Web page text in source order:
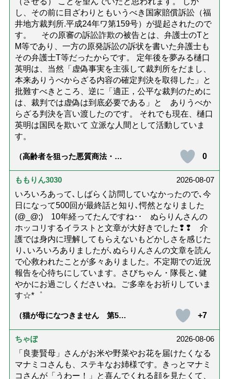
し、その前に目ざわりともいうべき国家賠償訴訟（福
井地方裁判所.平成24年ワ第159号）が提起されたので
す。 その原審の訴訟詐欺の被告とは、弁護士のTと
M等であり、一方の原発訴訟の訴状を書いた弁護士も
その弁護士T等だったからです。 定年後を夢みる樋口
英明は、当然「虚偽事実を主張して裁判所をだまし、
本来ありうべからざる内容の確定判決を取得した」と
批難すべきところ、逆に「適正，公平な裁判のために
は、裁判では虚偽は到底必要である」と ありうべか
らざる判決を言い渡したのです。 それでも現在、樋口
英明は国民を欺いて 立派な人間として活動していま
す。
（高齢者を狙った悪質商法・訪
ないための4つの対策「騙されや
すい人の特徴は？」【社会福祉
0
ももりん3030
2026-08-07
いろいろあって､しばらく訪問していなかったので､今
日になって500回が最終話と知り､愕然となりました
(@_@;) 10年経ってたんですね･･ ぬらりんさんの
ホッコリするイラストと文章が大好きでした❢❢ 介
護では身内に理解してもらえないもどかしさを感じた
り､いろいろありましたが､ぬらりんさんの文章を読ん
で心救われたことが多々ありました。不定期での近況
報告を心待ちにしています。さびちゃん・隊長と､健
やかにお過ごしくださいね。ご多幸をお祈りしていま
す☆*゜
（猫が母になつきません 第500
+7
ちゃぼ
2026-08-06
「良妻賢母」さんがお米や野菜やお花を届けたくなる
マナミコさんも、ステキなお姉様です。きっとマナミ
コさんが「うわー！」と喜んでくれる顔を見たくて、